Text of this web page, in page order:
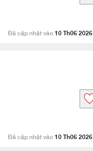
Đã cập nhật vào 10 Th06 2026
Đã cập nhật vào 10 Th06 2026